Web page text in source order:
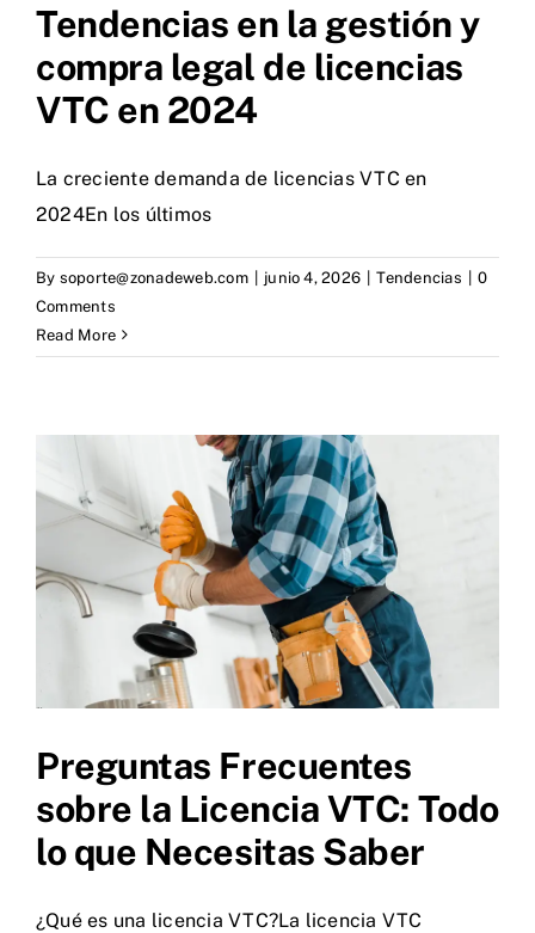
Tendencias en la gestión y
compra legal de licencias
VTC en 2024
La creciente demanda de licencias VTC en
2024En los últimos
By soporte@zonadeweb.com junio 4, 2026 Tendencias
0
Comments
Read More
Preguntas Frecuentes
sobre la Licencia VTC: Todo
lo que Necesitas Saber
¿Qué es una licencia VTC?La licencia VTC